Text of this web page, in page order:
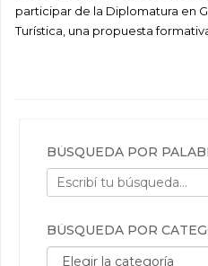
participar de la Diplomatura en
Turística, una propuesta
BÚSQUEDA POR
BÚSQUEDA POR
Búsqueda por categorías: